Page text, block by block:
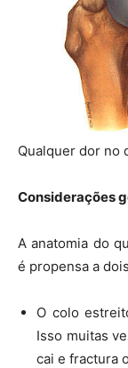
Qualquer dor no
Considerações
A anatomia do
é propensa a
O colo
Isso muitas
cai e fractura